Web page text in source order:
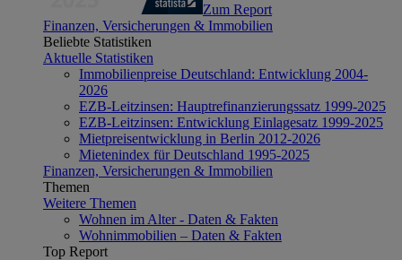
Zum Report
Finanzen, Versicherungen & Immobilien
Beliebte Statistiken
Aktuelle Statistiken
Immobilienpreise Deutschland: Entwicklung 2004-
2026
EZB-Leitzinsen: Hauptrefinanzierungssatz 1999-2025
EZB-Leitzinsen: Entwicklung Einlagesatz 1999-2025
Mietpreisentwicklung in Berlin 2012-2026
Mietenindex für Deutschland 1995-2025
Finanzen, Versicherungen & Immobilien
Themen
Weitere Themen
Wohnen im Alter - Daten & Fakten
Wohnimmobilien – Daten & Fakten
Top Report